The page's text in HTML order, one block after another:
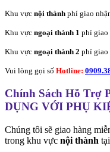
Khu vực nội thành phí giao
Khu vực ngoại thành 1 phí giao
Khu vực ngoại thành 2 phí giao
Vui lòng gọi số Hotline:
Chính Sách Hỗ Trợ
DỤNG VỚI PHỤ
Chúng tôi sẽ giao hàng
trong khu vực nội thành